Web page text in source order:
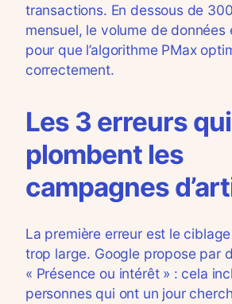
transactions. En dessous de
mensuel, le volume de données
pour que l’algorithme PMax
correctement.
Les 3 erreurs qui
plombent les
campagnes
La première erreur est le
trop large. Google propose par
« Présence ou intérêt » : cela
personnes qui ont un jour